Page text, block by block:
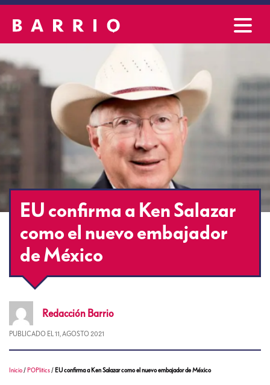
EU confirma a Ken Salazar
como el nuevo embajador
de México
Redacción Barrio
PUBLICADO EL 11, AGOSTO 2021
Inicio / POPlitics / EU confirma a Ken Salazar como el nuevo embajador de México